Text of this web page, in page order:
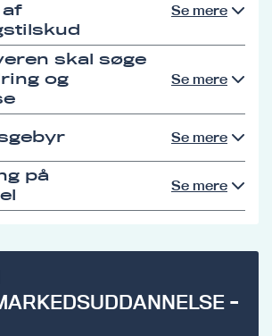
af
Se mere
skal søge
og
Se mere
Se mere
på
Se mere
-